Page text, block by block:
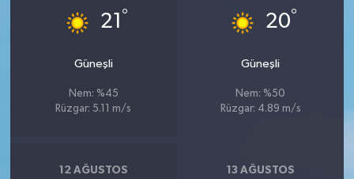
21 °
Güneşli
Nem: %45
Rüzgar: 5.11 m/s
20°
Güneşli
Nem: %50
Rüzgar: 4.89 m/s
12 AĞUSTOS 13 AĞUSTOS